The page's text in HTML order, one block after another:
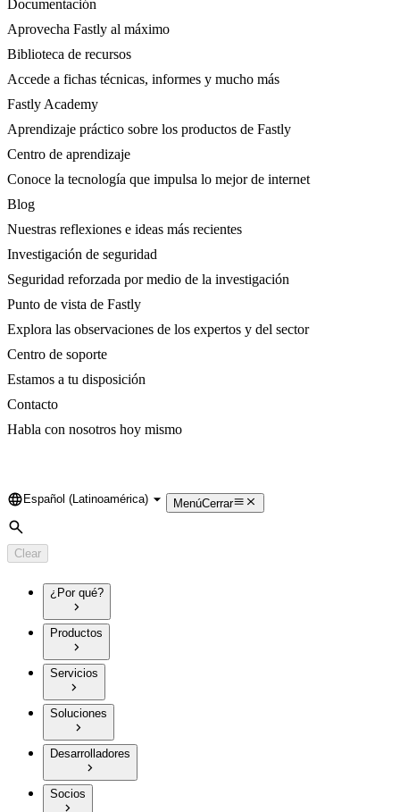
Documentación
Aprovecha Fastly al máximo
Biblioteca de recursos
Accede a fichas técnicas, informes y mucho más
Fastly Academy
Aprendizaje práctico sobre los productos de Fastly
Centro de aprendizaje
Conoce la tecnología que impulsa lo mejor de internet
Blog
Nuestras reflexiones e ideas más recientes
Investigación de seguridad
Seguridad reforzada por medio de la investigación
Punto de vista de Fastly
Explora las observaciones de los expertos y del sector
Centro de soporte
Estamos a tu disposición
Contacto
Habla con nosotros hoy mismo
Language
Español (Latinoamérica) MenúCerrar
Search
Clear
¿Por qué?
Productos
Servicios
Soluciones
Desarrolladores
Socios